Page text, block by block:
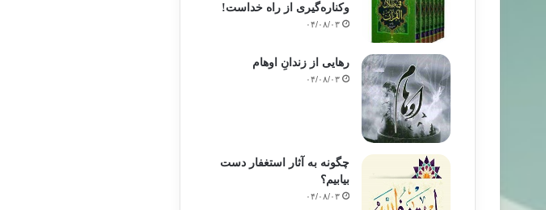
وکناره‌گیری از راه خداست‌!
۰۴/۰۸/۰۳
رهایی از زندانِ اوهام
۰۴/۰۸/۰۳
چگونه به آثار استغفار دست
بیابیم؟
۰۴/۰۸/۰۳